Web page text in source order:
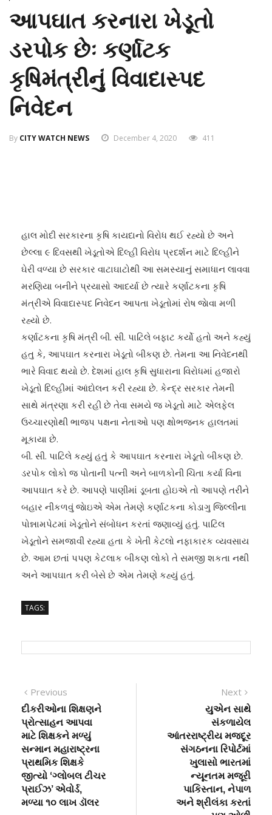
આપઘાત કરનારા ખેડૂતો
ડરપોક છેઃ કર્ણાટક
કૃષિમંત્રીનું વિવાદાસ્પદ
નિવેદન
By CITY WATCH NEWS December 4, 2020 411
હાલ મોદી સરકારના કૃષિ કાયદાનો વિરોધ થઈ રહ્યો છે અને
છેલ્લા ૯ દિવસથી ખેડૂતોએ દિલ્હી વિરોધ પ્રદર્શન માટે દિલ્હીને
ઘેરી વળ્યા છે સરકાર વાટાઘાટોથી આ સમસ્યાનું સમાધાન લાવવા
મરણિયા બનીને પ્રયાસો આદર્યા છે ત્યારે કર્ણાટકના કૃષિ
મંત્રીએ વિવાદાસ્પદ નિવેદન આપતા ખેડૂતોમાં રોષ જાેવા મળી
રહ્યો છે.
કર્ણાટકના કૃષિ મંત્રી બી. સી. પાટિલે બફાટ કર્યો હતો અને કહ્યું
હતુ કે, આપઘાત કરનારા ખેડૂતો બીકણ છે. તેમના આ નિવેદનથી
ભારે વિવાદ થયો છે. દેશમાં હાલ કૃષિ સુધારાના વિરોધમાં હજારો
ખેડૂતો દિલ્હીમાં આંદોલન કરી રહ્યા છે. કેન્દ્ર સરકાર તેમની
સાથે મંત્રણા કરી રહી છે તેવા સમયે જ ખેડૂતો માટે એલફેલ
ઉચ્ચારણોથી ભાજપ પક્ષના નેતાઓ પણ ક્ષોભજનક હાલતમાં
મૂકાયા છે.
બી. સી. પાટિલે કહ્યું હતું કે આપઘાત કરનારા ખેડૂતો બીકણ છે.
ડરપોક લોકો જ પોતાની પત્ની અને બાળકોની ચિંતા કર્યા વિના
આપઘાત કરે છે. આપણે પાણીમાં ડૂબતા હોઇએ તો આપણે તરીને
બહાર નીકળવું જાેઇએ એમ તેમણે કર્ણાટકના કોડાગુ જિલ્લીના
પોન્નામપેટમાં ખેડૂતોને સંબોધન કરતાં જણાવ્યું હતું. પાટિલ
ખેડૂતોને સમજાવી રહ્યા હતા કે ખેતી કેટલો નફાકારક વ્યવસાય
છે. આમ છતાં પપણ કેટલાક બીકણ લોકો તે સમજી શકતા નથી
અને આપઘાત કરી બેસે છે એમ તેમણે કહ્યું હતું.
TAGS:
Post
navigation
Previous
post:
દીકરીઓના શિક્ષણને
પ્રોત્સાહન આપવા
માટે શિક્ષકને મળ્યું
સન્માન મહારાષ્ટ્રના
પ્રાથમિક શિક્ષકે
જીત્યો ‘ગ્લોબલ ટીચર
પ્રાઈઝ’ એવોર્ડ,
મળ્યા ૧૦ લાખ ડૉલર
Next
post:
યુએન સાથે
સંકળાયેલ
આંતરરાષ્ટ્રીય મજદૂર
સંગઠનના રિપોર્ટમાં
ખુલાસો ભારતમાં
ન્યૂનતમ મજૂરી
પાકિસ્તાન, નેપાળ
અને શ્રીલંકા કરતાં